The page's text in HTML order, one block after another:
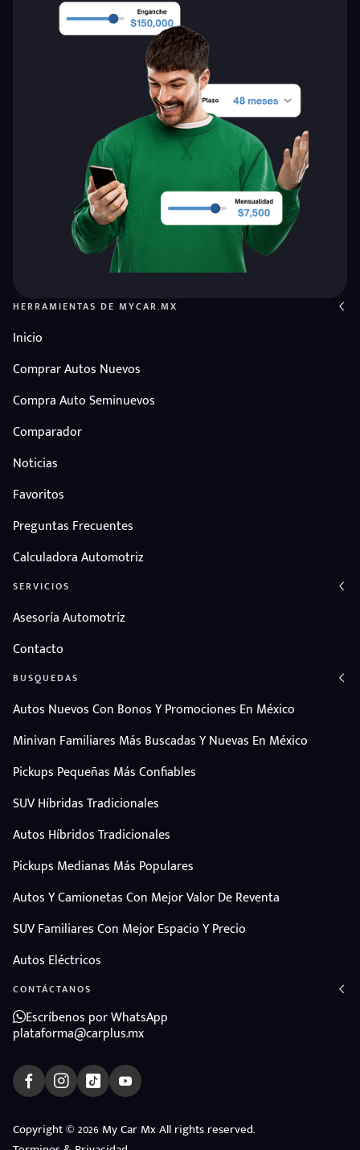
HERRAMIENTAS DE MYCAR.MX
Inicio
Comprar Autos Nuevos
Compra Auto Seminuevos
Comparador
Noticias
Favoritos
Preguntas Frecuentes
Calculadora Automotriz
SERVICIOS
Asesoría Automotríz
Contacto
BUSQUEDAS
Autos Nuevos Con Bonos Y Promociones En México
Minivan Familiares Más Buscadas Y Nuevas En México
Pickups Pequeñas Más Confiables
SUV Híbridas Tradicionales
Autos Híbridos Tradicionales
Pickups Medianas Más Populares
Autos Y Camionetas Con Mejor Valor De Reventa
SUV Familiares Con Mejor Espacio Y Precio
Autos Eléctricos
CONTÁCTANOS
Escríbenos por WhatsApp
plataforma@carplus.mx
Copyright © 2026 My Car Mx All rights reserved.